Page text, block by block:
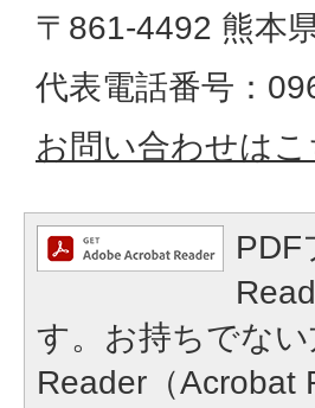
〒861-4492 熊本
代表電話番号：
お問い合わせはこ
PDF
す。お持ちでな
Reader（Acrobat